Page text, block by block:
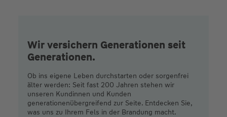
Wir versichern Generationen seit
Generationen.
Ob ins eigene Leben durchstarten oder sorgenfrei
älter werden: Seit fast 200 Jahren stehen wir
unseren Kundinnen und Kunden
generationenübergreifend zur Seite. Entdecken Sie,
was uns zu Ihrem Fels in der Brandung macht.